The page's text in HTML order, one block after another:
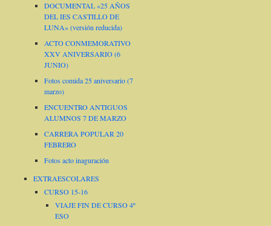
DOCUMENTAL «25 AÑOS
DEL IES CASTILLO DE
LUNA» (versión reducida)
ACTO CONMEMORATIVO
XXV ANIVERSARIO (6
JUNIO)
Fotos comida 25 aniversario (7
marzo)
ENCUENTRO ANTIGUOS
ALUMNOS 7 DE MARZO
CARRERA POPULAR 20
FEBRERO
Fotos acto inaguración
EXTRAESCOLARES
CURSO 15-16
VIAJE FIN DE CURSO 4º
ESO